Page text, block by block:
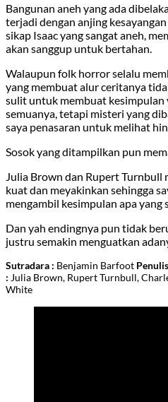
Bangunan aneh yang ada
terjadi dengan anjing
sikap Isaac yang sangat aneh,
akan sanggup untuk bertahan.
Walaupun folk horror selalu
yang membuat alur ceritanya
sulit untuk membuat kesimpulan
semuanya, tetapi misteri yang
saya penasaran untuk melihat
Sosok yang ditampilkan pun
Julia Brown dan Rupert Turnbull
kuat dan meyakinkan sehingga
mengambil kesimpulan apa yang
Dan yah endingnya pun tidak
justru semakin menguatkan
Sutradara : Benjamin Barfoot
: Julia Brown, Rupert Turnbull,
White